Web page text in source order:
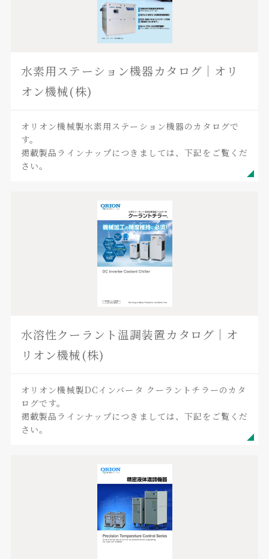
水素用ステーション機器カタログ｜オリ
オン機械(株)
オリオン機械製水素用ステーション機器のカタログで
す。
掲載製品ラインナップにつきましては、下記をご覧くだ
さい。
水溶性クーラント温調装置カタログ｜オ
リオン機械(株)
オリオン機械製DCインバータ クーラントチラーのカタ
ログです。
掲載製品ラインナップにつきましては、下記をご覧くだ
さい。